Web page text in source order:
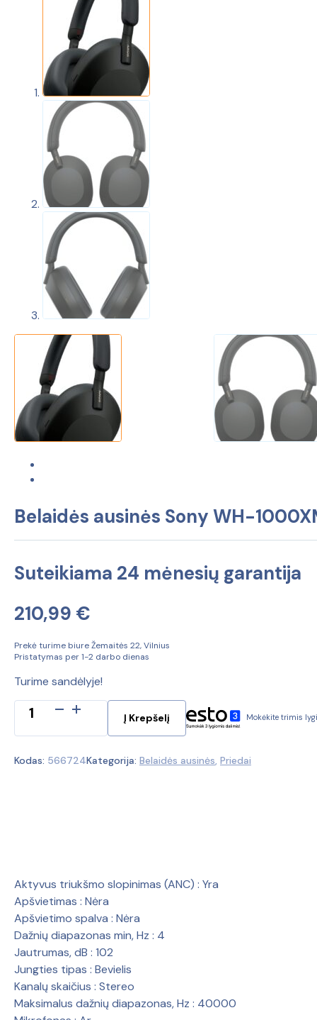
Belaidės ausinės Sony WH-
Suteikiama 24 mėnesių garantija
210,99 €
Prekė turime biure Žemaitės 22, Vilnius
Pristatymas per 1-2 darbo dienas
Turime sandėlyje!
produkto
kiekis:
Belaidės
Sony
Į Krepšelį Mokėkite trimis
Kodas: 566724Kategorija: Belaidės ausinės Priedai
Aktyvus triukšmo slopinimas (ANC) : Yra
Apšvietimas : Nėra
Apšvietimo spalva : Nėra
Dažnių diapazonas min, Hz : 4
Jautrumas, dB : 102
Jungties tipas : Bevielis
Kanalų skaičius : Stereo
Maksimalus dažnių diapazonas, Hz : 40000